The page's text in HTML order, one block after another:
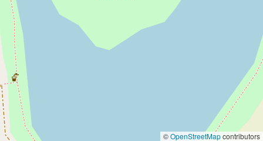
©OpenStreetMapcontributors